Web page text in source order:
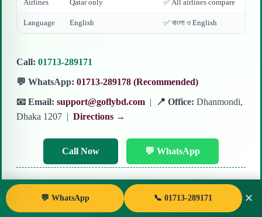
Airlines Qatar only ✅ All airlines compare
Language English ✅ বাংলা ও English
Call: 01713-289171
💬 WhatsApp: 01713-289178 (Recommended)
📧 Email: support@goflybd.com | 📍 Office: Dhanmondi,
Dhaka 1207 | Directions →
Call Now 💬 WhatsApp
✅ IATA #42337956 | ATAB #4298 | ⭐ 4.8★ on Google
| 👥 10,000+ Customers | 🔄 70% Repeat
💬 WhatsApp 📞 01713-289171 ✕